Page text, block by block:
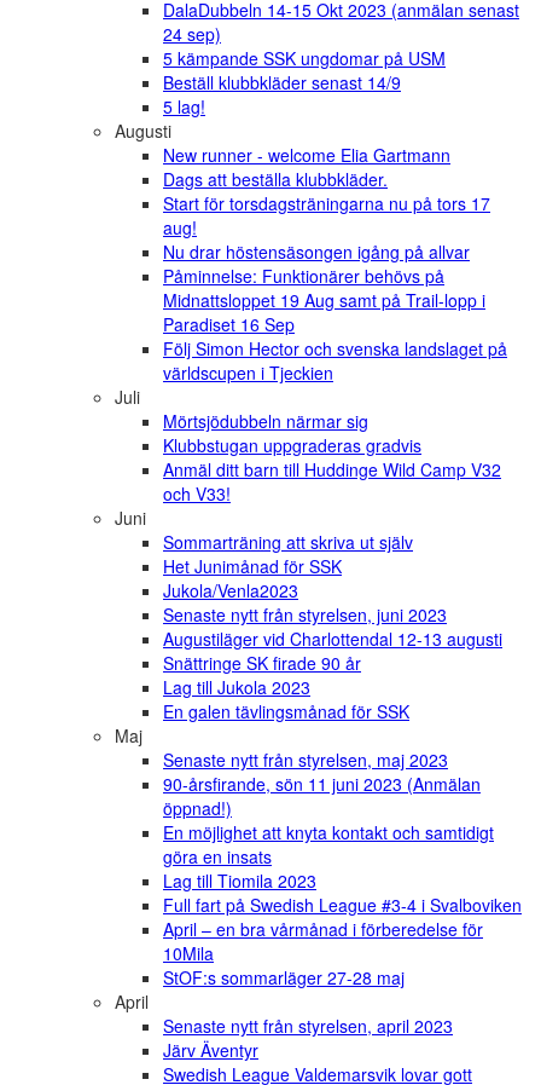
DalaDubbeln 14-15 Okt 2023 (anmälan senast
24 sep)
5 kämpande SSK ungdomar på USM
Beställ klubbkläder senast 14/9
5 lag!
Augusti
New runner - welcome Elia Gartmann
Dags att beställa klubbkläder.
Start för torsdagsträningarna nu på tors 17
aug!
Nu drar höstensäsongen igång på allvar
Påminnelse: Funktionärer behövs på
Midnattsloppet 19 Aug samt på Trail-lopp i
Paradiset 16 Sep
Följ Simon Hector och svenska landslaget på
världscupen i Tjeckien
Juli
Mörtsjödubbeln närmar sig
Klubbstugan uppgraderas gradvis
Anmäl ditt barn till Huddinge Wild Camp V32
och V33!
Juni
Sommarträning att skriva ut själv
Het Junimånad för SSK
Jukola/Venla2023
Senaste nytt från styrelsen, juni 2023
Augustiläger vid Charlottendal 12-13 augusti
Snättringe SK firade 90 år
Lag till Jukola 2023
En galen tävlingsmånad för SSK
Maj
Senaste nytt från styrelsen, maj 2023
90-årsfirande, sön 11 juni 2023 (Anmälan
öppnad!)
En möjlighet att knyta kontakt och samtidigt
göra en insats
Lag till Tiomila 2023
Full fart på Swedish League #3-4 i Svalboviken
April – en bra vårmånad i förberedelse för
10Mila
StOF:s sommarläger 27-28 maj
April
Senaste nytt från styrelsen, april 2023
Järv Äventyr
Swedish League Valdemarsvik lovar gott